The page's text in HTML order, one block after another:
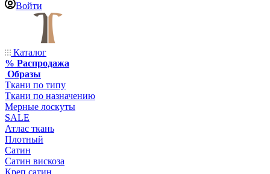
Войти
Каталог
% Распродажа
Образы
Ткани по типу
Ткани по назначению
Мерные лоскуты
SALE
Атлас ткань
Плотный
Сатин
Сатин вискоза
Креп сатин